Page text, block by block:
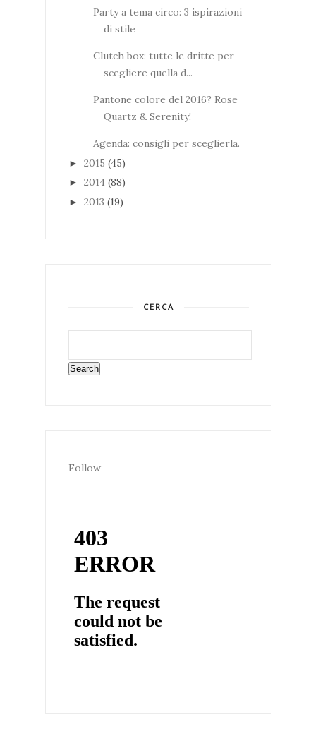
Party a tema circo: 3 ispirazioni
di stile
Clutch box: tutte le dritte per
scegliere quella d...
Pantone colore del 2016? Rose
Quartz & Serenity!
Agenda: consigli per sceglierla.
► 2015 (45)
► 2014 (88)
► 2013 (19)
CERCA
Follow